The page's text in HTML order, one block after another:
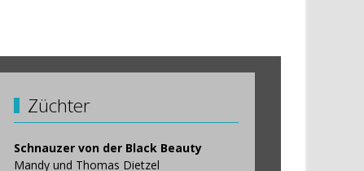
Züchter
Schnauzer von der Black Beauty
Mandy und Thomas Dietzel